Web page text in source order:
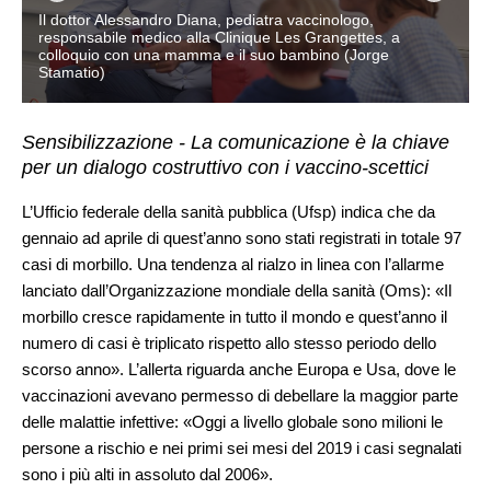
Il dottor Alessandro Diana, pediatra vaccinologo,
responsabile medico alla Clinique Les Grangettes, a
colloquio con una mamma e il suo bambino (Jorge
Stamatio)
Sensibilizzazione - La comunicazione è la chiave
per un dialogo costruttivo con i vaccino-scettici
L’Ufficio federale della sanità pubblica (Ufsp) indica che da
gennaio ad aprile di quest’anno sono stati registrati in totale 97
casi di morbillo. Una tendenza al rialzo in linea con l’allarme
lanciato dall’Organizzazione mondiale della sanità (Oms): «Il
morbillo cresce rapidamente in tutto il mondo e quest’anno il
numero di casi è triplicato rispetto allo stesso periodo dello
scorso anno». L’allerta riguarda anche Europa e Usa, dove le
vaccinazioni avevano permesso di debellare la maggior parte
delle malattie infettive: «Oggi a livello globale sono milioni le
persone a rischio e nei primi sei mesi del 2019 i casi segnalati
sono i più alti in assoluto dal 2006».